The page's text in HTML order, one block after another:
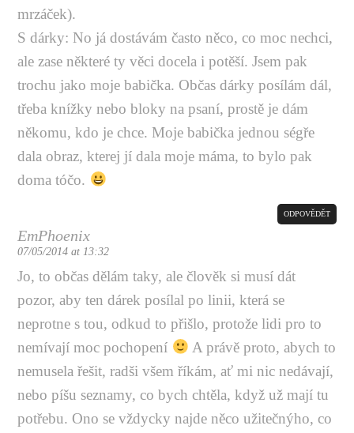
mrzáček).
S dárky: No já dostávám často něco, co moc nechci,
ale zase některé ty věci docela i potěší. Jsem pak
trochu jako moje babička. Občas dárky posílám dál,
třeba knížky nebo bloky na psaní, prostě je dám
někomu, kdo je chce. Moje babička jednou ségře
dala obraz, kterej jí dala moje máma, to bylo pak
doma tóčo.
EmPhoenix
07/05/2014 at 13:32
ODPOVĚDĚT
Jo, to občas dělám taky, ale člověk si musí dát
pozor, aby ten dárek posílal po linii, která se
neprotne s tou, odkud to přišlo, protože lidi pro to
nemívají moc pochopení
A právě proto, abych to
nemusela řešit, radši všem říkám, ať mi nic nedávají,
nebo píšu seznamy, co bych chtěla, když už mají tu
potřebu. Ono se vždycky najde něco užitečnýho, co